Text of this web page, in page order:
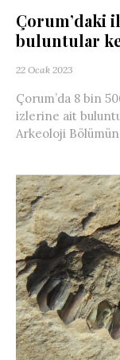
Çorum’daki
buluntular
22 Ocak 2023
Çorum’da 8 bin
izlerine ait
Arkeoloji